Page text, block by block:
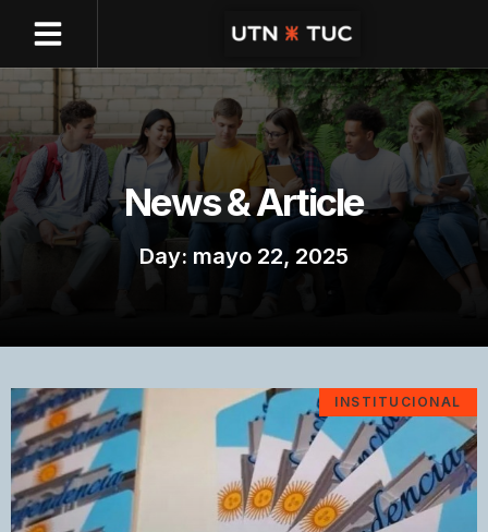
News & Article
Day: mayo 22, 2025
INSTITUCIONAL